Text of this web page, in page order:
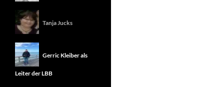
Tanja Jucks
Gerric Kleiber als
Leiter der LBB